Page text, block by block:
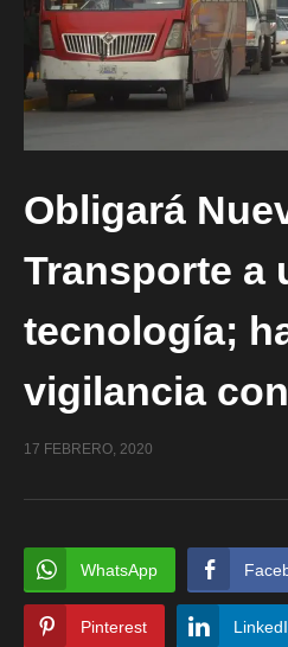
Obligará
Transporte a
tecnología;
vigilancia
17 FEBRERO, 2020
WhatsApp
Pinterest